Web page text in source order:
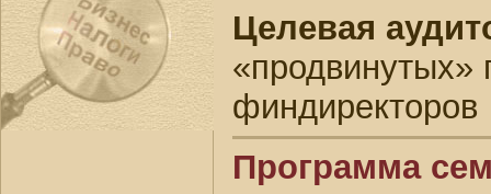
Целевая
«продвинутых»
финдиректоров
Программа